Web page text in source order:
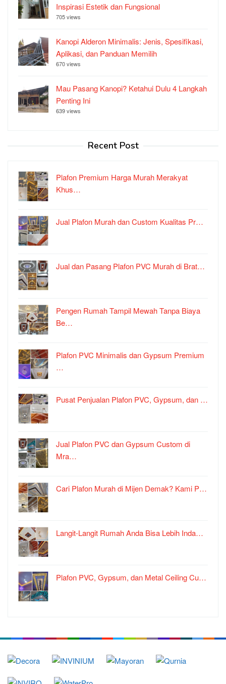
Inspirasi Estetik dan Fungsional
705 views
Kanopi Alderon Minimalis: Jenis, Spesifikasi,
Aplikasi, dan Panduan Memilih
670 views
Mau Pasang Kanopi? Ketahui Dulu 4 Langkah
Penting Ini
639 views
Recent Post
Plafon Premium Harga Murah Merakyat
Khus…
Jual Plafon Murah dan Custom Kualitas Pr…
Jual dan Pasang Plafon PVC Murah di Brat…
Pengen Rumah Tampil Mewah Tanpa Biaya
Be…
Plafon PVC Minimalis dan Gypsum Premium
…
Pusat Penjualan Plafon PVC, Gypsum, dan …
Jual Plafon PVC dan Gypsum Custom di
Mra…
Cari Plafon Murah di Mijen Demak? Kami P…
Langit-Langit Rumah Anda Bisa Lebih Inda…
Plafon PVC, Gypsum, dan Metal Ceiling Cu…